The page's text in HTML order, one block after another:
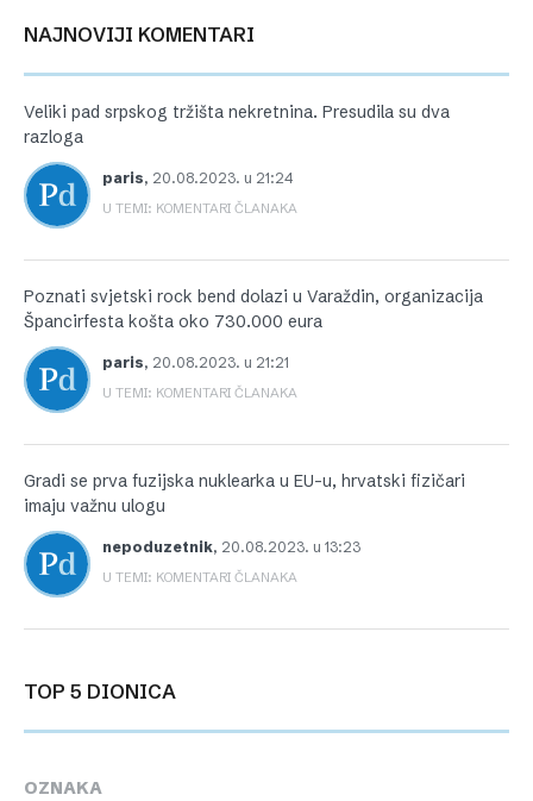
NAJNOVIJI KOMENTARI
Veliki pad srpskog tržišta nekretnina. Presudila su dva
razloga
paris, 20.08.2023. u 21:24
U TEMI: KOMENTARI ČLANAKA
Poznati svjetski rock bend dolazi u Varaždin, organizacija
Špancirfesta košta oko 730.000 eura
paris, 20.08.2023. u 21:21
U TEMI: KOMENTARI ČLANAKA
Gradi se prva fuzijska nuklearka u EU-u, hrvatski fizičari
imaju važnu ulogu
nepoduzetnik, 20.08.2023. u 13:23
U TEMI: KOMENTARI ČLANAKA
TOP 5 DIONICA
OZNAKA